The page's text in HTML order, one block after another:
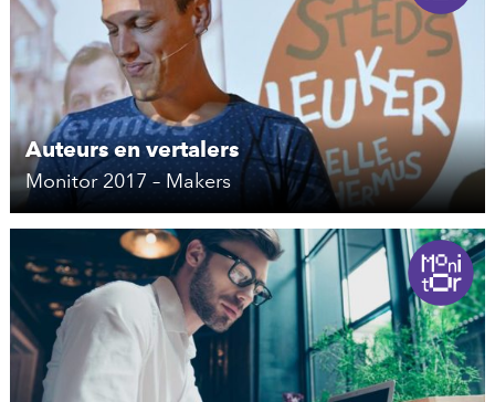
Auteurs en vertalers
Monitor 2017 – Makers